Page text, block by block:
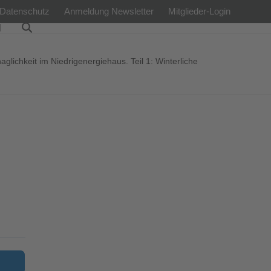
Anmeldung Newsletter Mitglieder-Login
im Niedrigenergiehaus. Teil 1: Winterliche